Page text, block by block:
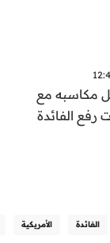
مكاسبه مع
رفع الفائدة
الفائدة الأمريكية